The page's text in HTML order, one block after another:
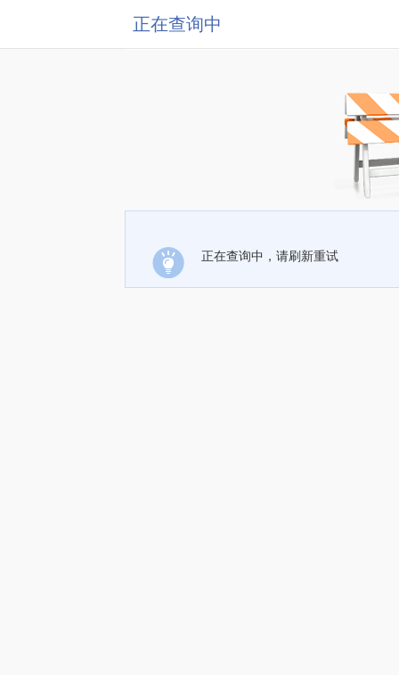
正在查询中
正在查询中，请刷新重试